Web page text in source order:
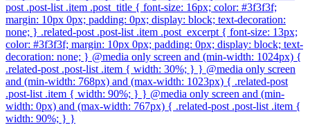
post .post-list .item .post_title { font-size: 16px; color: #3f3f3f;
margin: 10px 0px; padding: 0px; display: block; text-decoration:
none; } .related-post .post-list .item .post_excerpt { font-size: 13px;
color: #3f3f3f; margin: 10px 0px; padding: 0px; display: block; text-
decoration: none; } @media only screen and (min-width: 1024px) {
.related-post .post-list .item { width: 30%; } } @media only screen
and (min-width: 768px) and (max-width: 1023px) { .related-post
.post-list .item { width: 90%; } } @media only screen and (min-
width: 0px) and (max-width: 767px) { .related-post .post-list .item {
width: 90%; } }